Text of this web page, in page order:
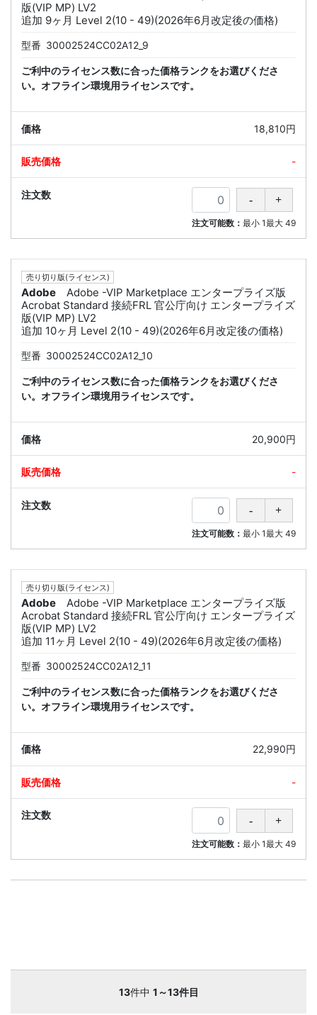
版(VIP MP) LV2
追加 9ヶ月 Level 2(10 - 49)(2026年6月改定後の価格)
型番 30002524CC02A12_9
ご利中のライセンス数に合った価格ランクをお選びくださ
い。オフライン環境用ライセンスです。
18,810円
-
注文可能数： 最小 1最大 49
売り切り版(ライセンス)
Adobe
Adobe -VIP Marketplace エンタープライズ版
Acrobat Standard 接続FRL 官公庁向け エンタープライズ
版(VIP MP) LV2
追加 10ヶ月 Level 2(10 - 49)(2026年6月改定後の価格)
型番 30002524CC02A12_10
ご利中のライセンス数に合った価格ランクをお選びくださ
い。オフライン環境用ライセンスです。
20,900円
-
注文可能数： 最小 1最大 49
売り切り版(ライセンス)
Adobe
Adobe -VIP Marketplace エンタープライズ版
Acrobat Standard 接続FRL 官公庁向け エンタープライズ
版(VIP MP) LV2
追加 11ヶ月 Level 2(10 - 49)(2026年6月改定後の価格)
型番 30002524CC02A12_11
ご利中のライセンス数に合った価格ランクをお選びくださ
い。オフライン環境用ライセンスです。
22,990円
-
注文可能数： 最小 1最大 49
13件中 1～13件目